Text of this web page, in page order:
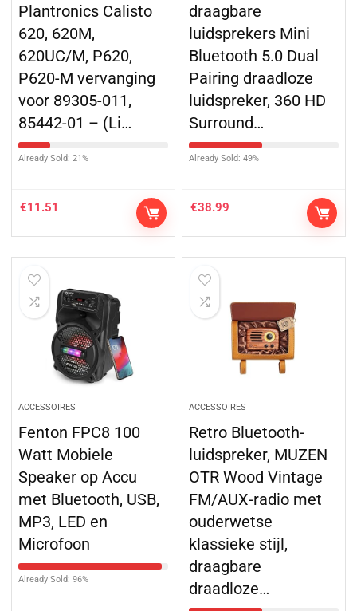
Plantronics Calisto
620, 620M,
620UC/M, P620,
P620-M vervanging
voor 89305-011,
85442-01 – (Li…
Already Sold: 21%
€11.51
draagbare
luidsprekers Mini
Bluetooth 5.0 Dual
Pairing draadloze
luidspreker, 360 HD
Surround…
Already Sold: 49%
€38.99
ACCESSOIRES
Fenton FPC8 100
Watt Mobiele
Speaker op Accu
met Bluetooth, USB,
MP3, LED en
Microfoon
Already Sold: 96%
ACCESSOIRES
Retro Bluetooth-
luidspreker, MUZEN
OTR Wood Vintage
FM/AUX-radio met
ouderwetse
klassieke stijl,
draagbare
draadloze…